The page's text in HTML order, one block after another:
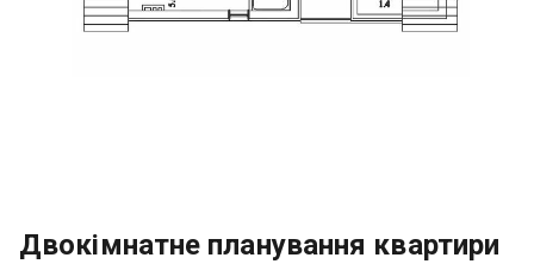
Двокімнатне планування квартири